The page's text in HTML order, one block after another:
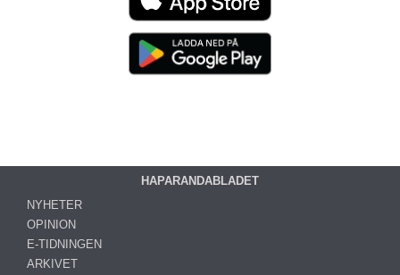
HAPARANDABLADET
NYHETER
OPINION
E-TIDNINGEN
ARKIVET